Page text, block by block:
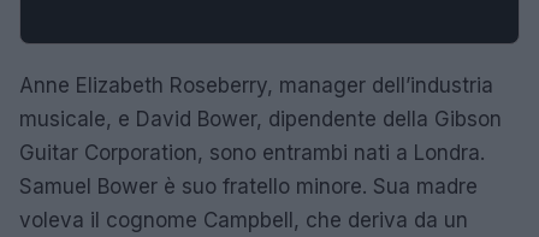
Anne Elizabeth Roseberry, manager dell’industria
musicale, e David Bower, dipendente della Gibson
Guitar Corporation, sono entrambi nati a Londra.
Samuel Bower è suo fratello minore. Sua madre
voleva il cognome Campbell, che deriva da un